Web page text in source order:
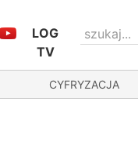
LOG
TV
CYFRYZACJA